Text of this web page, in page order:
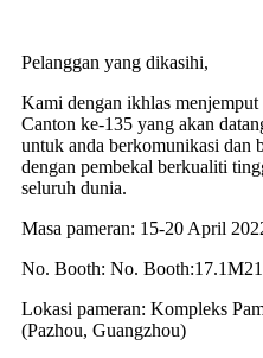
Pelanggan yang dikasihi,
Kami dengan ikhlas
Canton ke-135 yang akan
untuk anda berkomunikasi dan
dengan pembekal berkualiti
seluruh dunia.
Masa pameran: 15-20 April
No. Booth: No.
Lokasi pameran: Kompleks
(Pazhou, Guangzhou)